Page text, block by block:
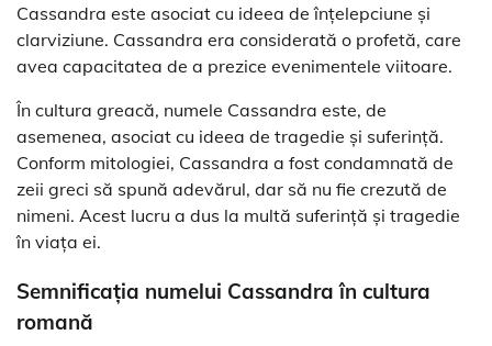
Cassandra este asociat cu ideea de înțelepciune și
clarviziune. Cassandra era considerată o profetă, care
avea capacitatea de a prezice evenimentele viitoare.
În cultura greacă, numele Cassandra este, de
asemenea, asociat cu ideea de tragedie și suferință.
Conform mitologiei, Cassandra a fost condamnată de
zeii greci să spună adevărul, dar să nu fie crezută de
nimeni. Acest lucru a dus la multă suferință și tragedie
în viața ei.
Semnificația numelui Cassandra în cultura
romană